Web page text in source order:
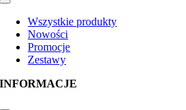
stronie
produktu
Toggle
NavigationWszystkie produkty
Nowości
Promocje
Zestawy
INFORMACJE